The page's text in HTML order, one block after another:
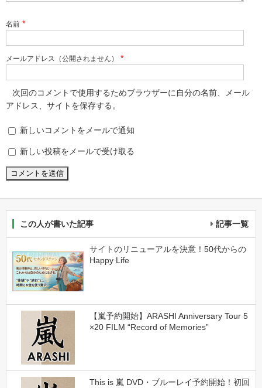
名前 *
メールアドレス（公開されません） *
次回のコメントで使用するためブラウザーに自分の名前、メール
アドレス、サイトを保存する。
新しいコメントをメールで通知
新しい投稿をメールで受け取る
この人が書いた記事 記事一覧
サイトのリニューアルを決意！50代からの
Happy Life
【嵐予約開始】ARASHI Anniversary Tour 5
×20 FILM “Record of Memories”
This is 嵐 DVD・ブルーレイ予約開始！初回